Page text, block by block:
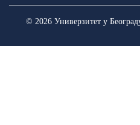
© 2026 Универзитет у